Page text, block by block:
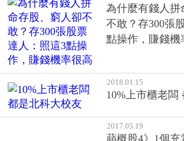
2018.01.15
10%上市櫃老闆
電子產品充電：
配，傳輸軟板廠
2015.07.29